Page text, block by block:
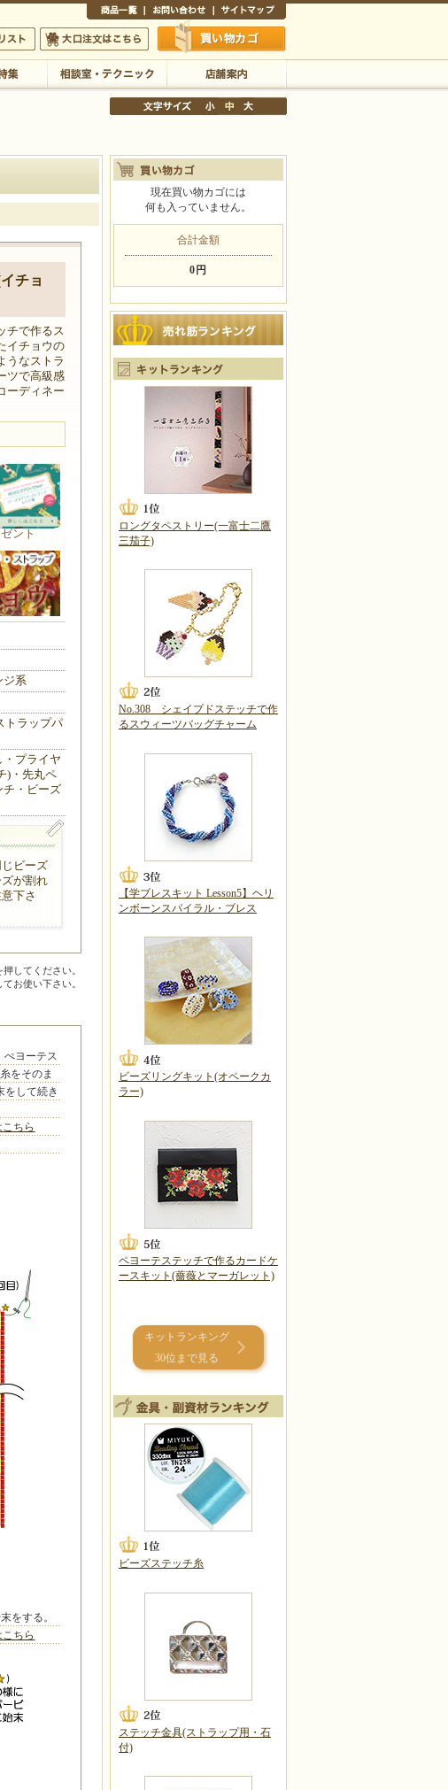
します
大口注文はこちら 買い物かご
店舗案内
チョ
チで作るス
イチョウの
うなストラ
ツで高級感
ーディネー
ント
ジ系
トラップパ
・プライヤ
)・先丸ペ
チ・ビーズ
ビーズ
が割れ
下さ
押してください。
お使い下さい。
ぺヨーテス
をそのま
をして続き
ちら
をする。
ちら
現在買い物カゴには
何も入っていません。
合計金額
0円
ロングタペストリー(一富士二鷹
三茄子)
No.308 シェイプドステッチで作
るスウィーツバッグチャーム
【学ブレスキット Lesson5】ヘリ
ンボーンスパイラル・ブレス
ビーズリングキット(オペークカ
ラー)
ペヨーテステッチで作るカードケ
ースキット(薔薇とマーガレット)
キットランキング
30位まで見る
ビーズステッチ糸
ステッチ金具(ストラップ用・石
付)